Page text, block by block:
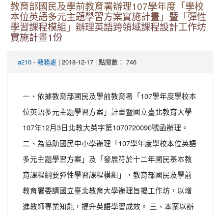
教育部國民及學前教育署辦理107學年度「學校
本位英語多元主題學習方案實施計畫」暨「彈性
學習課程模組」辦理英語跨領域課程設計工作坊
實施計畫1份
a210 - 教務處 | 2018-12-17 | 點閱數： 746
一、依據教育部國民及學前教育署「107學年度學校本
位英語多元主題學習方案」計畫暨國立臺北教育大學
107年12月3日北教大英字第1070720090號函辦理。
二、為協助國民中小學辦理「107學年度學校本位英語
多元主題學習方案」及「發展符於十二年國民基本教
育課程綱要彈性學習課程模組」，教育部國民及學前
教育署委請國立臺北教育大學辦理旨揭工作坊，以增
進教師專業知能，提升英語學習成效。 三、本案以辦